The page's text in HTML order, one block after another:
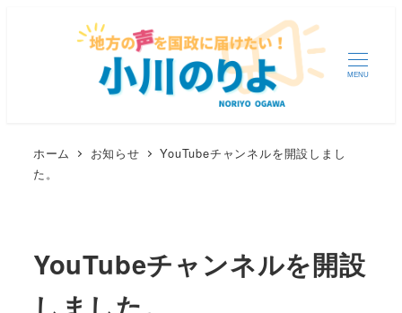
MENU
ホーム お知らせ
YouTubeチャンネルを開設しまし
た。
YouTubeチャンネルを開設
しました。